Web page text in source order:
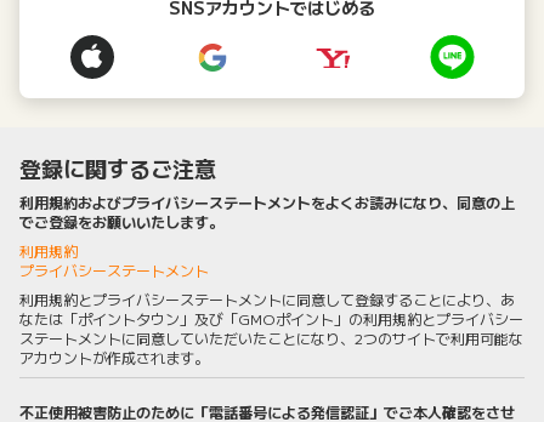
SNSアカウントではじめる
登録に関するご注意
利用規約およびプライバシーステートメントをよくお読みになり、同意の上
でご登録をお願いいたします。
利用規約
プライバシーステートメント
利用規約とプライバシーステートメントに同意して登録することにより、あ
なたは「ポイントタウン」及び「GMOポイント」の利用規約とプライバシー
ステートメントに同意していただいたことになり、2つのサイトで利用可能な
アカウントが作成されます。
不正使用被害防止のために「電話番号による発信認証」でご本人確認をさせ